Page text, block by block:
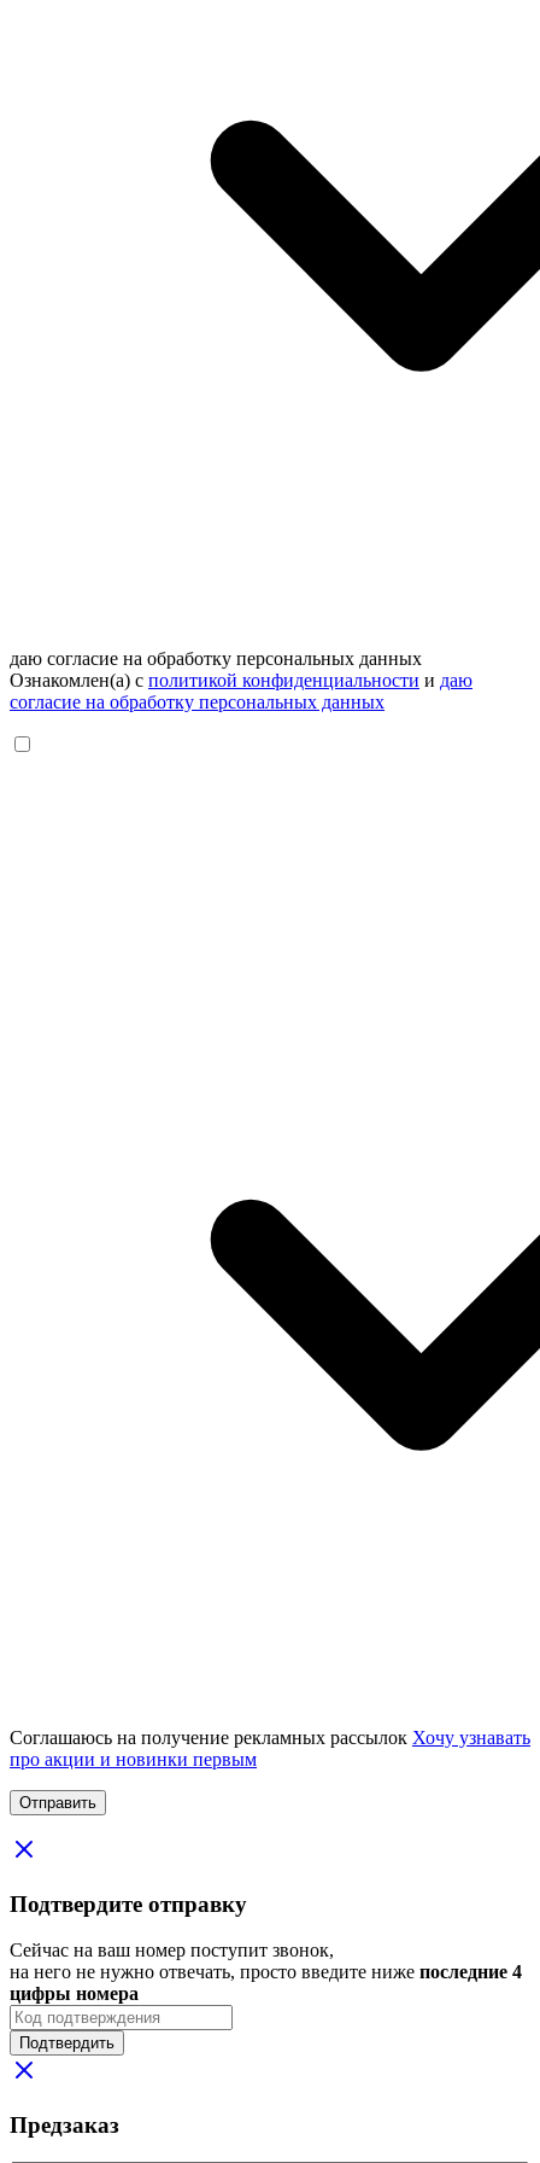
даю согласие на обработку персональных данных
Ознакомлен(а) с политикой конфиденциальности и даю
согласие на обработку персональных данных
Соглашаюсь на получение рекламных рассылок Хочу узнавать
про акции и новинки первым
Подтвердите отправку
Сейчас на ваш номер поступит звонок,
на него не нужно отвечать, просто введите ниже последние 4
цифры номера
Подтвердить
Предзаказ